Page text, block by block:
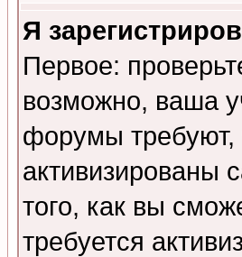
Я
Первое:
возможно, ваша
форумы требуют,
активизированы
того, как вы
требуется